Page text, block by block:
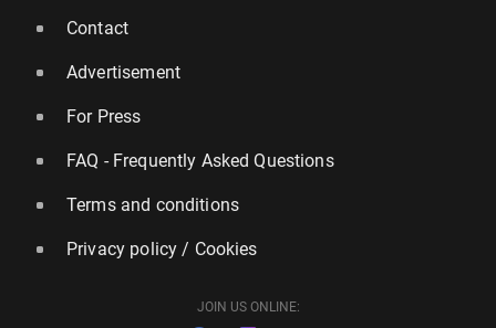
Contact
Advertisement
For Press
FAQ - Frequently Asked Questions
Terms and conditions
Privacy policy / Cookies
JOIN US ONLINE: